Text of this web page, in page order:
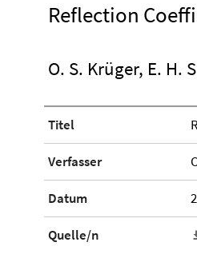
Reflection
O. S. Krüger, E. H.
Titel
Verfasser
Datum
Quelle/n